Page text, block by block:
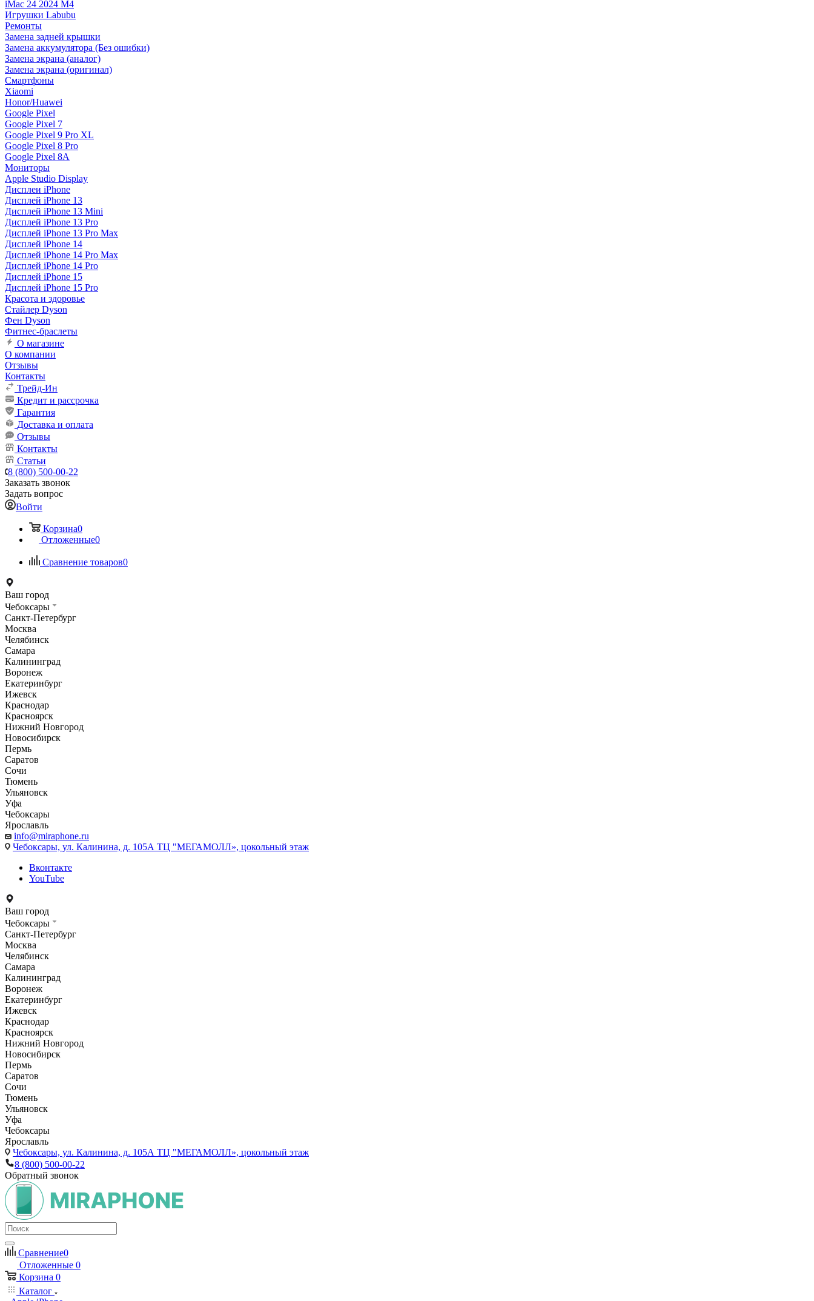
iMac 24 2024 M4
Игрушки Labubu
Ремонты
Замена задней крышки
Замена аккумулятора (Без ошибки)
Замена экрана (аналог)
Замена экрана (оригинал)
Смартфоны
Xiaomi
Honor/Huawei
Google Pixel
Google Pixel 7
Google Pixel 9 Pro XL
Google Pixel 8 Pro
Google Pixel 8A
Мониторы
Apple Studio Display
Дисплеи iPhone
Дисплей iPhone 13
Дисплей iPhone 13 Mini
Дисплей iPhone 13 Pro
Дисплей iPhone 13 Pro Max
Дисплей iPhone 14
Дисплей iPhone 14 Pro Max
Дисплей iPhone 14 Pro
Дисплей iPhone 15
Дисплей iPhone 15 Pro
Красота и здоровье
Стайлер Dyson
Фен Dyson
Фитнес-браслеты
О магазине
О компании
Отзывы
Контакты
Трейд-Ин
Кредит и рассрочка
Гарантия
Доставка и оплата
Отзывы
Контакты
Статьи
8 (800) 500-00-22
Заказать звонок
Задать вопрос
Войти
Корзина0
Отложенные0
Сравнение товаров0
Ваш город
Чебоксары
Санкт-Петербург
Москва
Челябинск
Самара
Калининград
Воронеж
Екатеринбург
Ижевск
Краснодар
Красноярск
Нижний Новгород
Новосибирск
Пермь
Саратов
Сочи
Тюмень
Ульяновск
Уфа
Чебоксары
Ярославль
info@miraphone.ru
Чебоксары, ул. Калинина, д. 105А ТЦ "МЕГАМОЛЛ», цокольный этаж
Вконтакте
YouTube
Ваш город
Чебоксары
Санкт-Петербург
Москва
Челябинск
Самара
Калининград
Воронеж
Екатеринбург
Ижевск
Краснодар
Красноярск
Нижний Новгород
Новосибирск
Пермь
Саратов
Сочи
Тюмень
Ульяновск
Уфа
Чебоксары
Ярославль
Чебоксары, ул. Калинина, д. 105А ТЦ "МЕГАМОЛЛ», цокольный этаж
8 (800) 500-00-22
Обратный звонок
Сравнение0
Отложенные 0
Корзина 0
Каталог